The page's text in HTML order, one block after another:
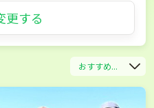
更する
おすすめ...